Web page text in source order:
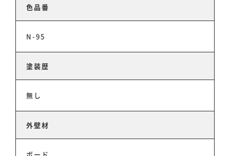
色品番
N-95
塗装歴
無し
外壁材